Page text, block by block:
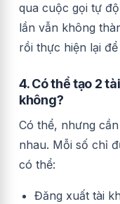
qua cuộc gọi tự
lần vẫn không
rồi thực hiện lại
4. Có thể tạo 2
không?
Có thể, nhưng
nhau. Mỗi số chỉ
có thể:
Đăng xuất tài